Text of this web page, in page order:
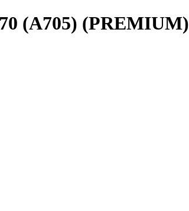
(A705) (PREMIUM)